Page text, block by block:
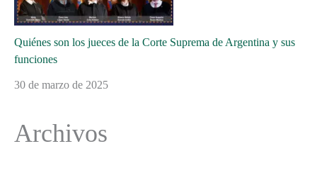
Quiénes son los jueces de la Corte Suprema de Argentina y sus
funciones
30 de marzo de 2025
Archivos